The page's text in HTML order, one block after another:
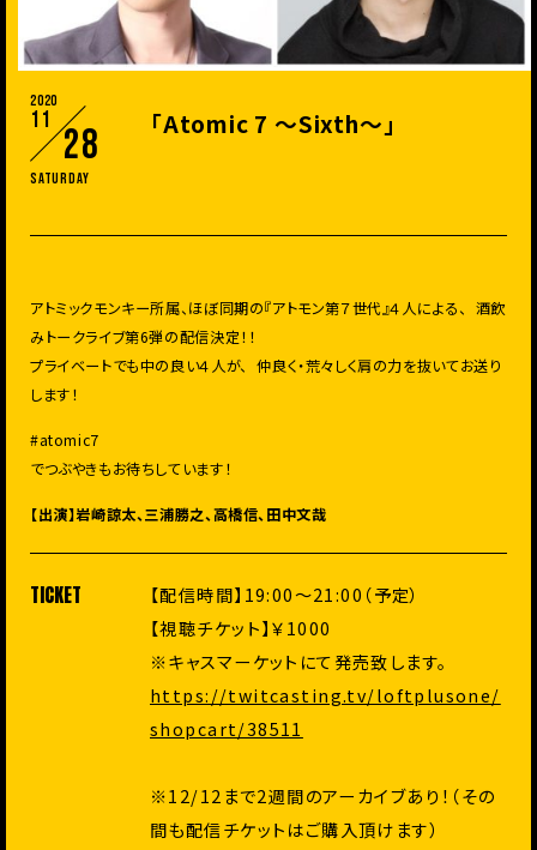
2020
11
28
Saturday
「Atomic 7 ～Sixth～」
アトミックモンキー所属、ほぼ同期の『アトモン第７世代』４人による、 酒飲
みトークライブ第6弾の配信決定！！
プライベートでも中の良い４人が、 仲良く・荒々しく肩の力を抜いてお送り
します！
#atomic7
でつぶやきもお待ちしています！
【出演】岩崎諒太、三浦勝之、高橋信、田中文哉
TICKET
【配信時間】19:00〜21:00（予定）
【視聴チケット】￥1000
※キャスマーケットにて発売致します。
https://twitcasting.tv/loftplusone/
shopcart/38511
※12/12まで2週間のアーカイブあり！（その
間も配信チケットはご購入頂けます）